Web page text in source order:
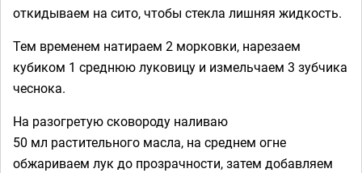
откидываем на сито, чтобы стекла лишняя жидкость.
Тем временем натираем 2 морковки, нарезаем
кубиком 1 среднюю луковицу и измельчаем 3 зубчика
чеснока.
На разогретую сковороду наливаю
50 мл растительного масла, на среднем огне
обжариваем лук до прозрачности, затем добавляем